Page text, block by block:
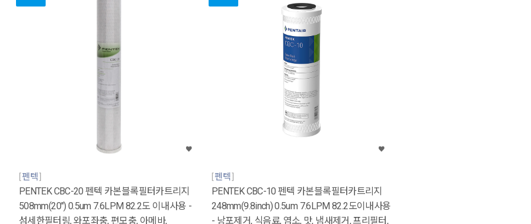
펜텍
PENTEK CBC-20 펜텍 카본블록필터카트리지
508mm(20") 0.5um 7.6LPM 82.2도 이내사용 -
섬세한필터링, 와포좌충, 편모충, 아메바,
펜텍
PENTEK CBC-10 펜텍 카본블록필터카트리지
248mm(9.8inch) 0.5um 7.6LPM 82.2도이내사용
- 낭포제거, 식음료, 염소, 맛, 냄새제거, 프리필터,